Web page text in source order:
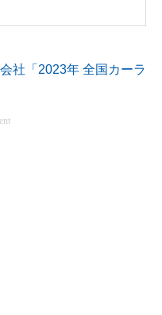
社「2023年 全国カーラ